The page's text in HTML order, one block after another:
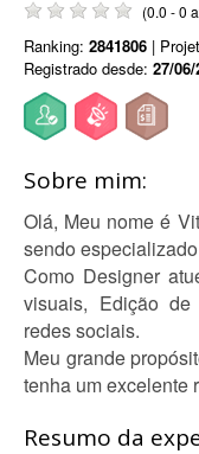
(0.0 - 0
Ranking: 2841806 |
Registrado desde: 27/
Sobre mim:
Olá, Meu nome é
sendo
Como Designer
visuais, Edição
redes sociais.
Meu grande
tenha um excelente
Resumo da